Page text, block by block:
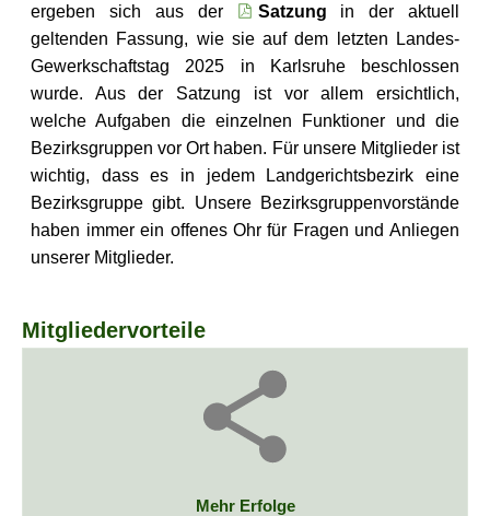
ergeben sich aus der
Satzung in der aktuell
geltenden Fassung, wie sie auf dem letzten Landes-
Gewerkschaftstag 2025 in Karlsruhe beschlossen
wurde. Aus der Satzung ist vor allem ersichtlich,
welche Aufgaben die einzelnen Funktioner und die
Bezirksgruppen vor Ort haben. Für unsere Mitglieder ist
wichtig, dass es in jedem Landgerichtsbezirk eine
Bezirksgruppe gibt. Unsere Bezirksgruppenvorstände
haben immer ein offenes Ohr für Fragen und Anliegen
unserer Mitglieder.
Mitgliedervorteile
Mehr Erfolge